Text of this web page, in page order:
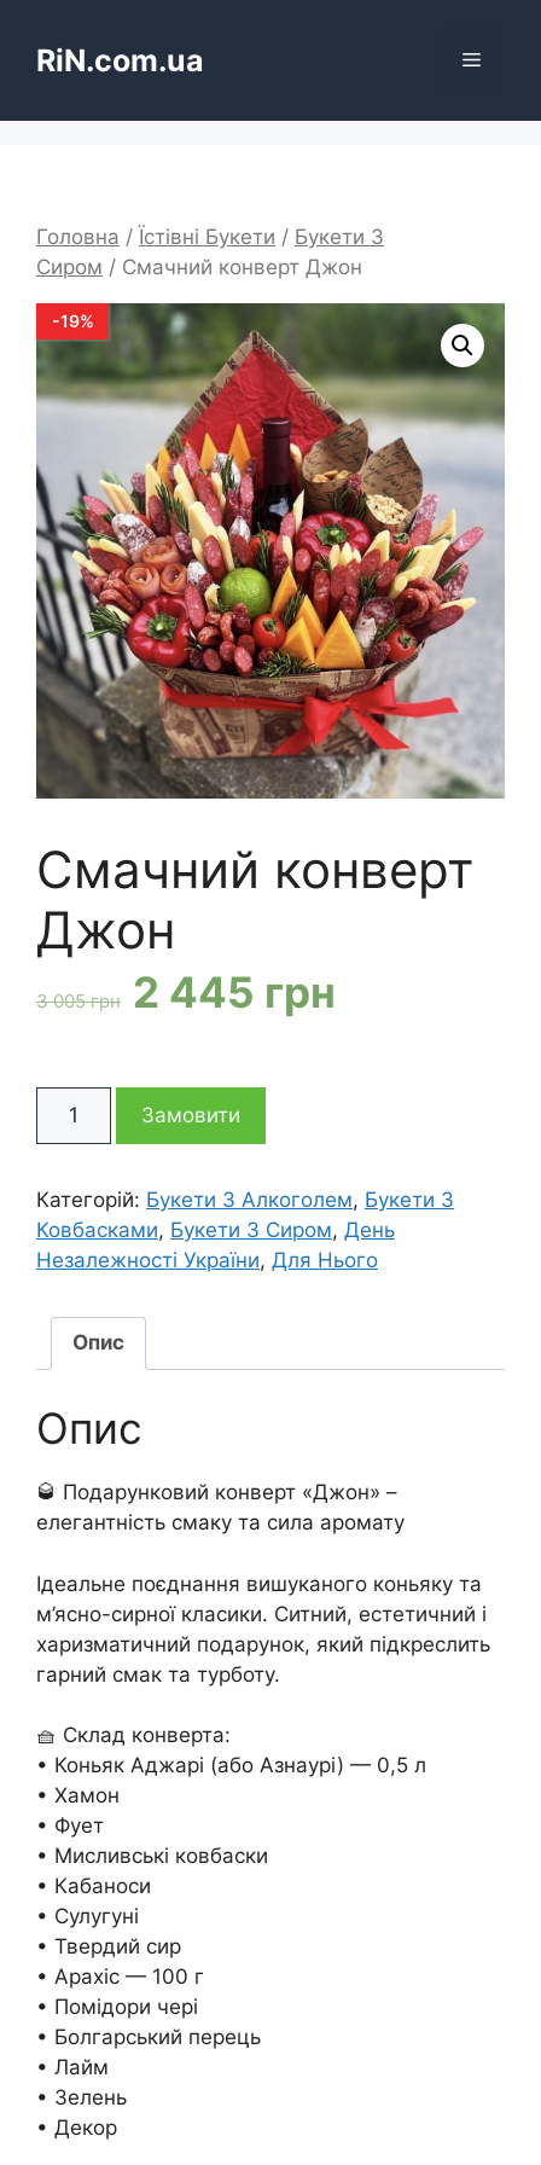
вмістуRiN.com.ua Меню
Головна / Їстівні Букети / Букети З
Сиром / Смачний конверт Джон
-19%
Смачний конверт
Джон
3 005грн
Оригінальна
3
005 грн
2 445 грн
445 грн
конверт
кількість
Замовити
Категорій: Букети З Алкоголем, Букети З
Ковбасками, Букети З Сиром, День
Незалежності України, Для Нього
Опис
Опис
🥃 Подарунковий конверт «Джон» –
елегантність смаку та сила аромату
Ідеальне поєднання вишуканого коньяку та
м’ясно-сирної класики. Ситний, естетичний і
харизматичний подарунок, який підкреслить
гарний смак та турботу.
🧺 Склад конверта:
• Коньяк Аджарі (або Азнаурі) — 0,5 л
• Хамон
• Фует
• Мисливські ковбаски
• Кабаноси
• Сулугуні
• Твердий сир
• Арахіс — 100 г
• Помідори чері
• Болгарський перець
• Лайм
• Зелень
• Декор